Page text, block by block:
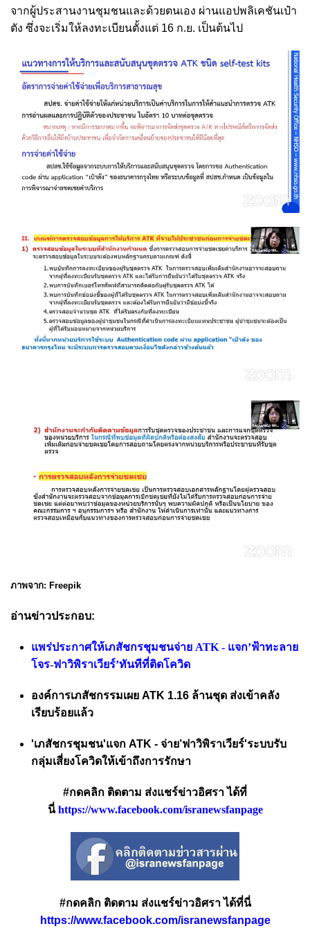
จากผู้ประสานงานชุมชนและด้วยตนเอง ผ่านแอปพลิเคชันเป๋า
ตัง ซึ่งจะเริ่มให้ลงทะเบียนตั้งแต่ 16 ก.ย. เป็นต้นไป
ภาพจาก: Freepik
อ่านข่าวประกอบ:
แพร่ประกาศให้เภสัชกรชุมชนจ่าย ATK - แจก’ฟ้าทะลาย
โจร-ฟาวิพิราเวียร์’ทันทีที่ติดโควิด
องค์การเภสัชกรรมเผย ATK 1.16 ล้านชุด ส่งเข้าคลัง
เรียบร้อยแล้ว
'เภสัชกรชุมชน'แจก ATK - จ่าย’ฟาวิพิราเวียร์'ระบบรับ
กลุ่มเสี่ยงโควิดให้เข้าถึงการรักษา
#กดคลิก ติดตาม ส่งแชร์ข่าวอิศรา ได้ที่
นี่ https://www.facebook.com/isranewsfanpage
#กดคลิก ติดตาม ส่งแชร์ข่าวอิศรา ได้ที่นี่
https://www.facebook.com/isranewsfanpage